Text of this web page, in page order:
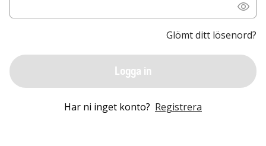
Glömt ditt lösenord?
Logga in
Har ni inget konto? Registrera